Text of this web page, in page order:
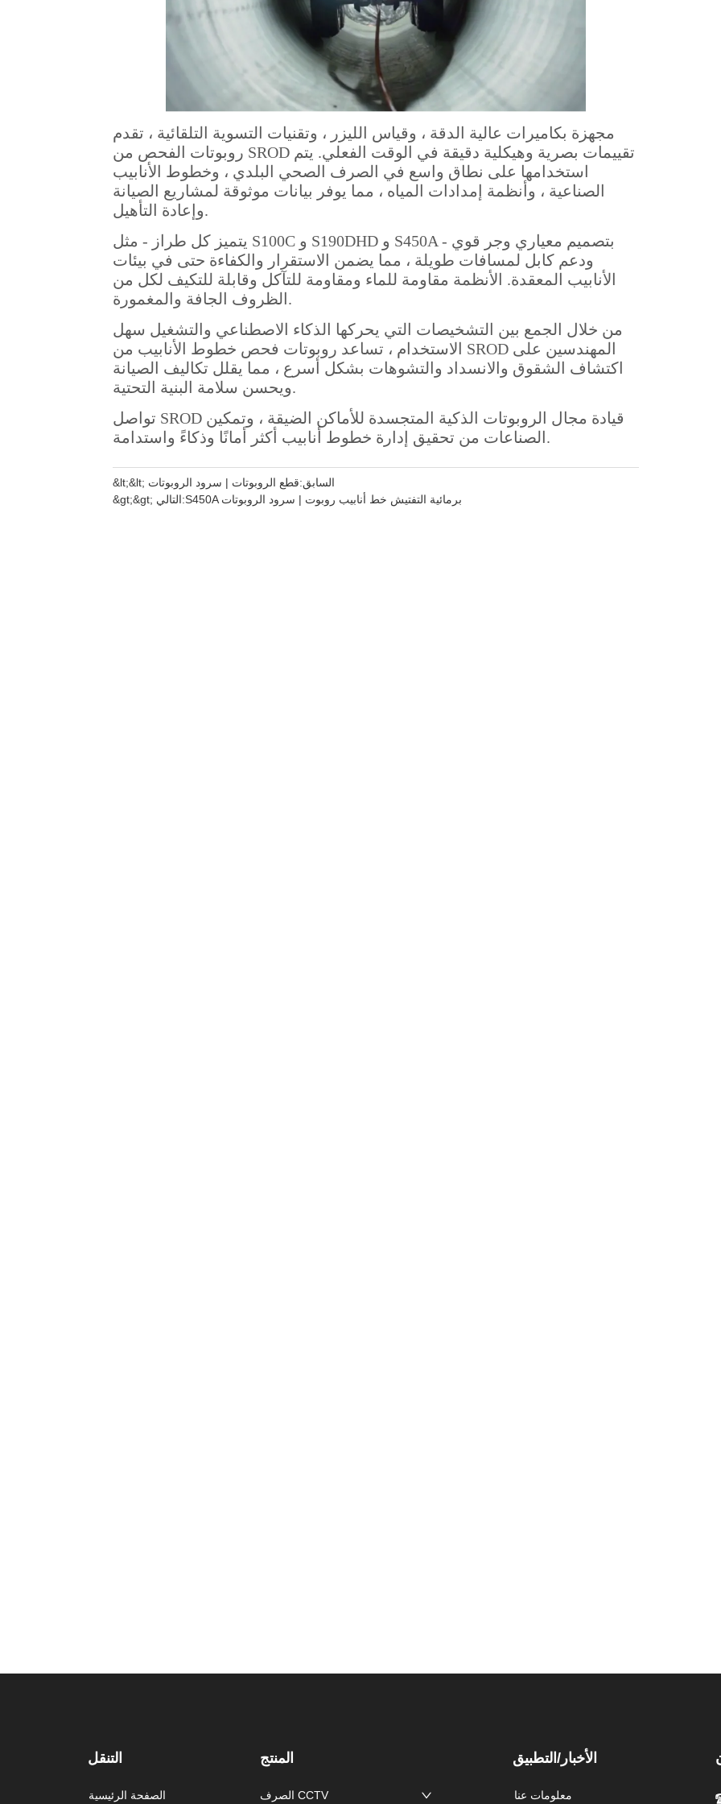
&lt;&lt; السابق:قطع الروبوتات | سرود الروبوتات
&gt;&gt; التالي:
S450A برمائية التفتيش خط أنابيب روبوت | سرود الروبوتات
التنقل
الصفحة الرئيسية
المنتج
الصرف CCTV
الأخبار/التطبيق
معلومات عنا